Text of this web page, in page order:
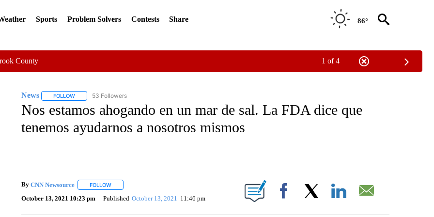
Sports Problem Solvers Contests Share 86°
County 1 of 4
News FOLLOWFOLLOW "NEWS" TO RECEIVE NOTIFICATIONS ABOUT NEW PAGES ON "NEWS".
53 Followers
Nos estamos ahogando en un mar de sal. La FDA dice que
tenemos ayudarnos a nosotros mismos
By CNN Newsource FOLLOWFOLLOW "" TO RECEIVE NOTIFICATIONS ABOUT NEW PAGES ON "".
October 13, 2021 10:23 pm Published October 13, 2021 11:46 pm Facebook